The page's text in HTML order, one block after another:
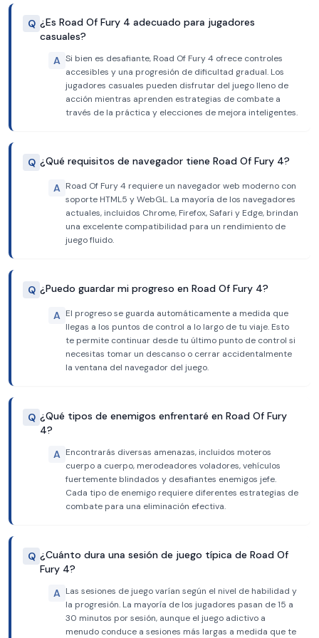
Q ¿Es Road Of Fury 4 adecuado para jugadores
casuales?
A Si bien es desafiante, Road Of Fury 4 ofrece controles
accesibles y una progresión de dificultad gradual. Los
jugadores casuales pueden disfrutar del juego lleno de
acción mientras aprenden estrategias de combate a
través de la práctica y elecciones de mejora inteligentes.
Q ¿Qué requisitos de navegador tiene Road Of Fury 4?
A Road Of Fury 4 requiere un navegador web moderno con
soporte HTML5 y WebGL. La mayoría de los navegadores
actuales, incluidos Chrome, Firefox, Safari y Edge, brindan
una excelente compatibilidad para un rendimiento de
juego fluido.
Q ¿Puedo guardar mi progreso en Road Of Fury 4?
A El progreso se guarda automáticamente a medida que
llegas a los puntos de control a lo largo de tu viaje. Esto
te permite continuar desde tu último punto de control si
necesitas tomar un descanso o cerrar accidentalmente
la ventana del navegador del juego.
Q ¿Qué tipos de enemigos enfrentaré en Road Of Fury
4?
A Encontrarás diversas amenazas, incluidos moteros
cuerpo a cuerpo, merodeadores voladores, vehículos
fuertemente blindados y desafiantes enemigos jefe.
Cada tipo de enemigo requiere diferentes estrategias de
combate para una eliminación efectiva.
Q ¿Cuánto dura una sesión de juego típica de Road Of
Fury 4?
A Las sesiones de juego varían según el nivel de habilidad y
la progresión. La mayoría de los jugadores pasan de 15 a
30 minutos por sesión, aunque el juego adictivo a
menudo conduce a sesiones más largas a medida que te